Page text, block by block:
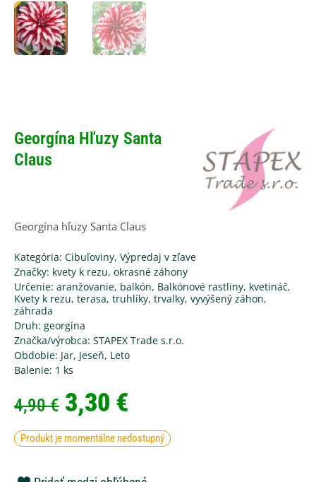
Georgína Hľuzy Santa
Claus
Georgína hľuzy Santa Claus
Kategória: Cibuľoviny, Výpredaj v zľave
Značky: kvety k rezu, okrasné záhony
Určenie: aranžovanie, balkón, Balkónové rastliny, kvetináč,
Kvety k rezu, terasa, truhlíky, trvalky, vyvýšený záhon,
záhrada
Druh: georgína
Značka/výrobca: STAPEX Trade s.r.o.
Obdobie: Jar, Jeseň, Leto
Balenie: 1 ks
4,90€ Pôvodná
cena
bola:
3,30 €
cena
je:
Produkt je momentálne nedostupný